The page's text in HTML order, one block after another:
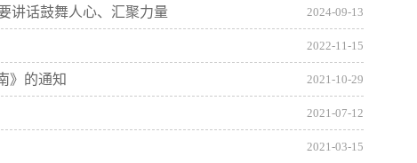
讲话鼓舞人心、汇聚力量 2024-09-13
2022-11-15
》的通知 2021-10-29
2021-07-12
2021-03-15